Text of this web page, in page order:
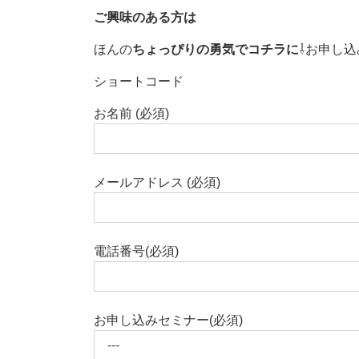
ご興味のある方は
ほんのちょっぴりの勇気でコチラに⇩お申し
ショートコード
お名前 (必須)
メールアドレス (必須)
電話番号(必須)
お申し込みセミナー(必須)